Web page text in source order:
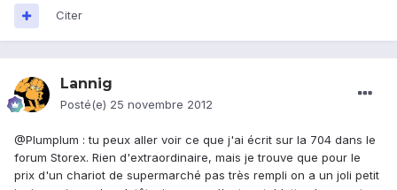
Citer
Lannig
Posté(e) 25 novembre 2012
@Plumplum : tu peux aller voir ce que j'ai écrit sur la 704 dans le
forum Storex. Rien d'extraordinaire, mais je trouve que pour le
prix d'un chariot de supermarché pas très rempli on a un joli petit